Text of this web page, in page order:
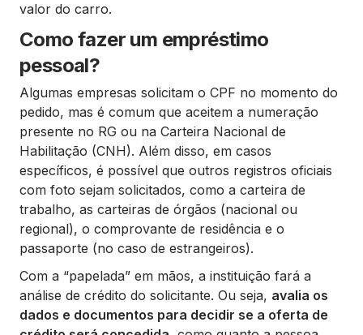
valor do carro.
Como fazer um empréstimo
pessoal?
Algumas empresas solicitam o CPF no momento do
pedido, mas é comum que aceitem a numeração
presente no RG ou na Carteira Nacional de
Habilitação (CNH). Além disso, em casos
específicos, é possível que outros registros oficiais
com foto sejam solicitados, como a carteira de
trabalho, as carteiras de órgãos (nacional ou
regional), o comprovante de residência e o
passaporte (no caso de estrangeiros).
Com a “papelada” em mãos, a instituição fará a
análise de crédito do solicitante. Ou seja, avalia os
dados e documentos para decidir se a oferta de